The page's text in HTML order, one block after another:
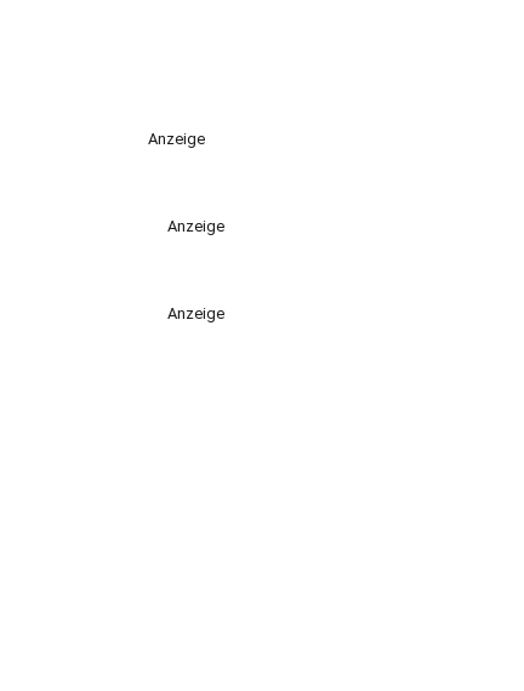
Anzeige
Anzeige
Anzeige